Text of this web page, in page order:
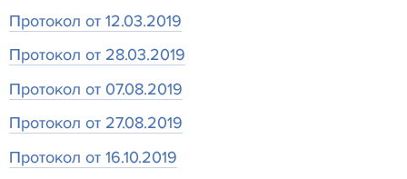
Протокол от 12.03.2019
Протокол от 28.03.2019
Протокол от 07.08.2019
Протокол от 27.08.2019
Протокол от 16.10.2019